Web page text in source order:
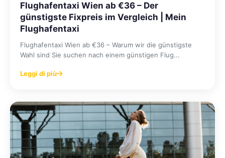
Flughafentaxi Wien ab €36 – Der
günstigste Fixpreis im Vergleich | Mein
Flughafentaxi
Flughafentaxi Wien ab €36 – Warum wir die günstigste
Wahl sind Sie suchen nach einem günstigen Flug...
Leggi di più